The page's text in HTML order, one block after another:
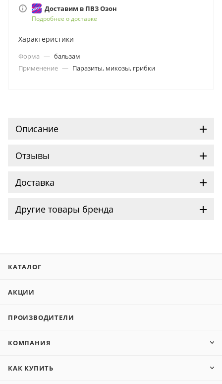
Доставим в ПВЗ Озон
Подробнее о доставке
Характеристики
Форма — бальзам
Применение — Паразиты, микозы, грибки
Описание
Отзывы
Доставка
Другие товары бренда
КАТАЛОГ
АКЦИИ
ПРОИЗВОДИТЕЛИ
КОМПАНИЯ
КАК КУПИТЬ